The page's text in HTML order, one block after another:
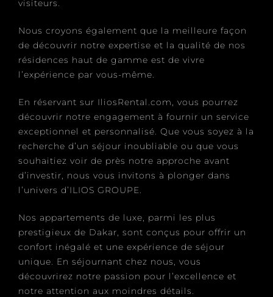
visiteurs.
Nous croyons également que la meilleure façon
de découvrir notre expertise et la qualité de nos
résidences haut de gamme est de vivre
l’expérience par vous-même.
En réservant sur IliosRental.com, vous pourrez
découvrir notre engagement à fournir un service
exceptionnel et personnalisé. Que vous soyez à la
recherche d’un séjour inoubliable ou que vous
souhaitiez voir de près notre approche avant
d’investir, nous vous invitons à plonger dans
l’univers d’ILIOS GROUPE.
Nos appartements de luxe, parmi les plus
prestigieux de Dakar, sont conçus pour offrir un
confort inégalé et une expérience de séjour
unique. En séjournant chez nous, vous
découvrirez notre passion pour l’excellence et
notre attention aux moindres détails.